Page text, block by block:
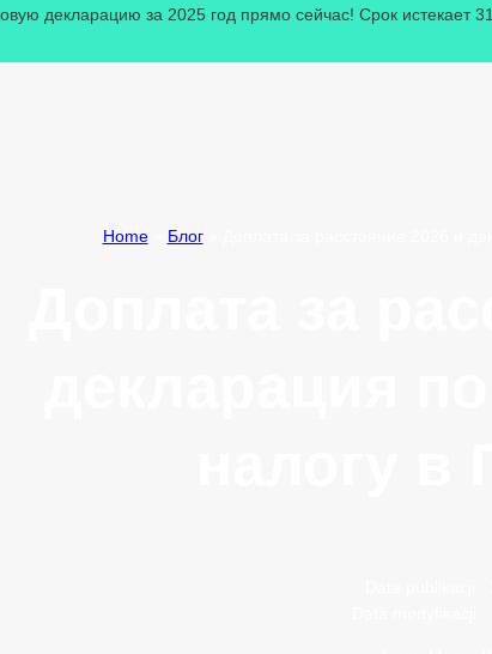
декларацию за 2025 год прямо сейчас! Срок истекает
Home» Блог»